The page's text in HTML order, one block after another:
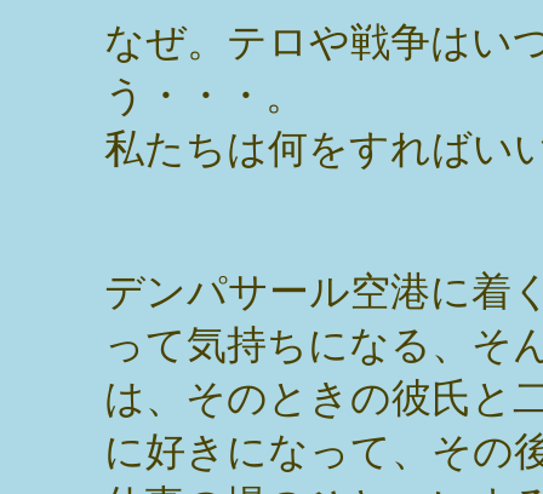
なぜ。テロや戦争はい
う・・・。
私たちは何をすればい
デンパサール空港に着
って気持ちになる、そ
は、そのときの彼氏と
に好きになって、その